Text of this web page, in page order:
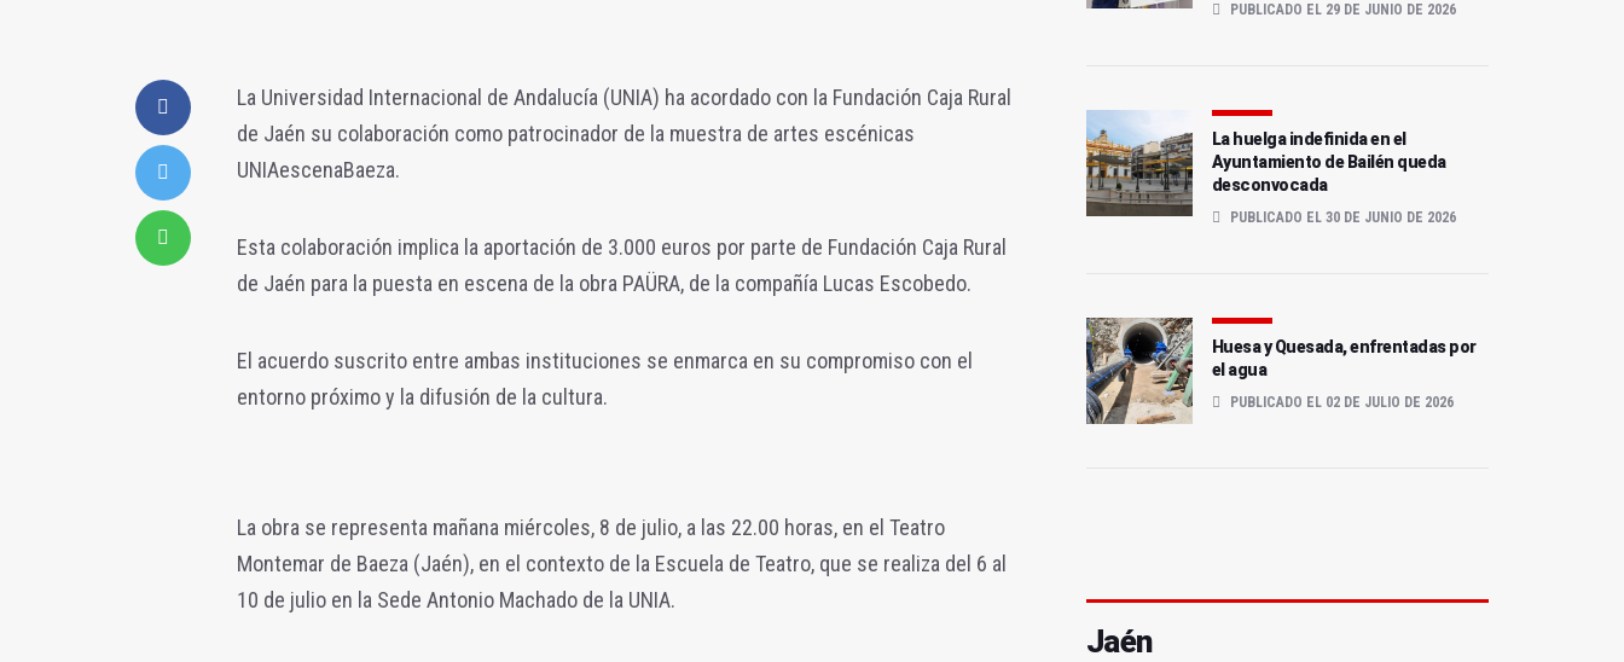
La Universidad Internacional de Andalucía (UNIA) ha acordado con la Fundación Caja Rural
de Jaén su colaboración como patrocinador de la muestra de artes escénicas
UNIAescenaBaeza.
Esta colaboración implica la aportación de 3.000 euros por parte de Fundación Caja Rural
de Jaén para la puesta en escena de la obra PAÜRA, de la compañía Lucas Escobedo.
El acuerdo suscrito entre ambas instituciones se enmarca en su compromiso con el
entorno próximo y la difusión de la cultura.
La obra se representa mañana miércoles, 8 de julio, a las 22.00 horas, en el Teatro
Montemar de Baeza (Jaén), en el contexto de la Escuela de Teatro, que se realiza del 6 al
10 de julio en la Sede Antonio Machado de la UNIA.
PUBLICADO EL 29 DE JUNIO DE 2026
La huelga indefinida en el
Ayuntamiento de Bailén queda
desconvocada
PUBLICADO EL 30 DE JUNIO DE 2026
Huesa y Quesada, enfrentadas por
el agua
PUBLICADO EL 02 DE JULIO DE 2026
Jaén